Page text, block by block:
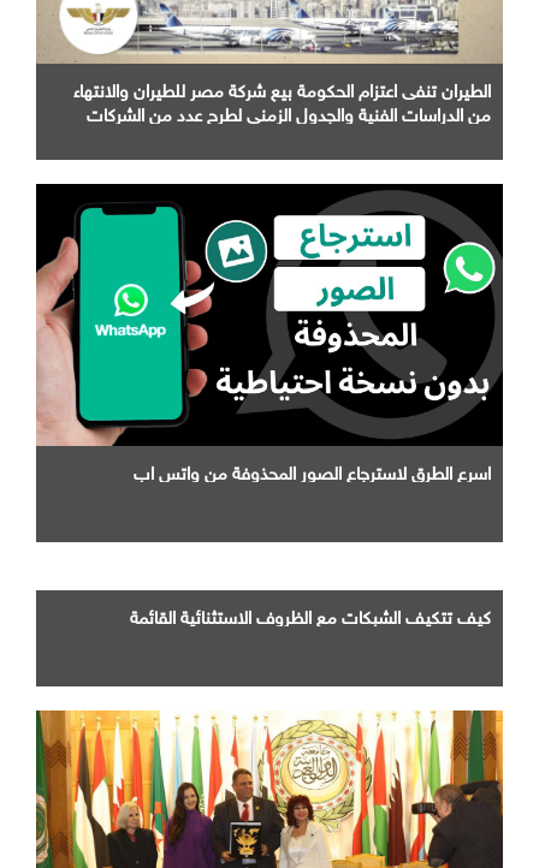
الطيران تنفى اعتزام الحكومة بيع شركة مصر للطيران والانتهاء
من الدراسات الفنية والجدول الزمني لطرح عدد من الشركات
اسرع الطرق لاسترجاع الصور المحذوفة من واتس اب
كيف تتكيف الشبكات مع الظروف الاستثنائية القائمة